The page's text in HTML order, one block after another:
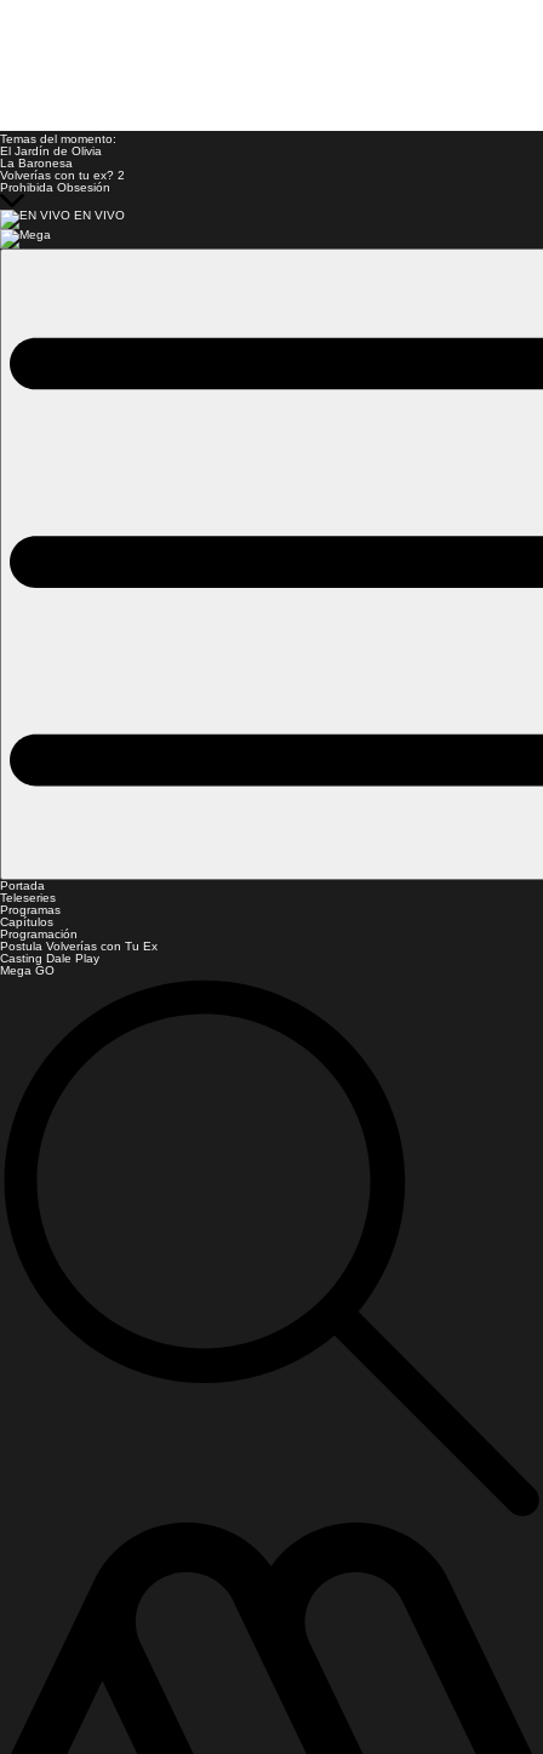
Temas del momento:
El Jardín de Olivia
La Baronesa
Volverías con tu ex? 2
Prohibida Obsesión
EN VIVO
Portada
Teleseries
Programas
Capítulos
Programación
Postula Volverías con Tu Ex
Casting Dale Play
Mega GO